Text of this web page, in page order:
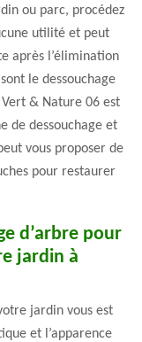
ou parc, procédez
utilité et peut
après l’élimination
le dessouchage
& Nature 06 est
de dessouchage et
vous proposer de
pour restaurer
d’arbre pour
jardin à
jardin vous est
et l’apparence